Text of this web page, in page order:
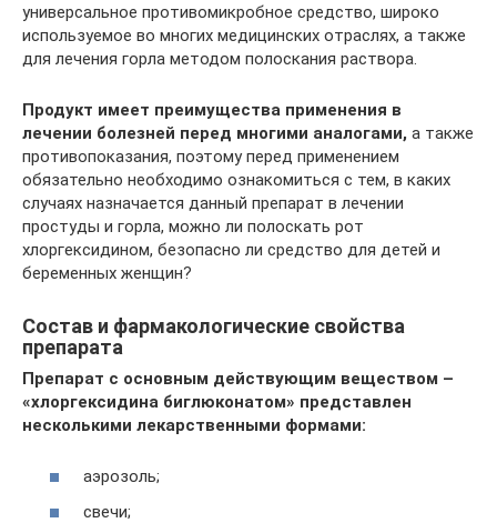
универсальное противомикробное средство, широко
используемое во многих медицинских отраслях, а также
для лечения горла методом полоскания раствора.
Продукт имеет преимущества применения в
лечении болезней перед многими аналогами, а также
противопоказания, поэтому перед применением
обязательно необходимо ознакомиться с тем, в каких
случаях назначается данный препарат в лечении
простуды и горла, можно ли полоскать рот
хлоргексидином, безопасно ли средство для детей и
беременных женщин?
Состав и фармакологические свойства
препарата
Препарат с основным действующим веществом –
«хлоргексидина биглюконатом» представлен
несколькими лекарственными формами:
аэрозоль;
свечи;